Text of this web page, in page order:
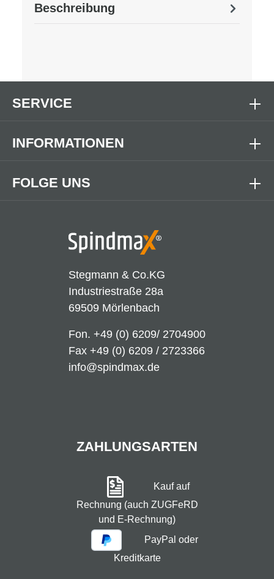
Beschreibung
Stegmann & Co.KG
Industriestraße 28a
69509 Mörlenbach
Fon. +49 (0) 6209/ 2704900
Fax +49 (0) 6209 / 2723366
info@spindmax.de
FOLGE UNS
SERVICE
INFORMATIONEN
ZAHLUNGSARTEN
Kauf auf
Rechnung (auch ZUGFeRD
und E-Rechnung)
PayPal oder
Kreditkarte